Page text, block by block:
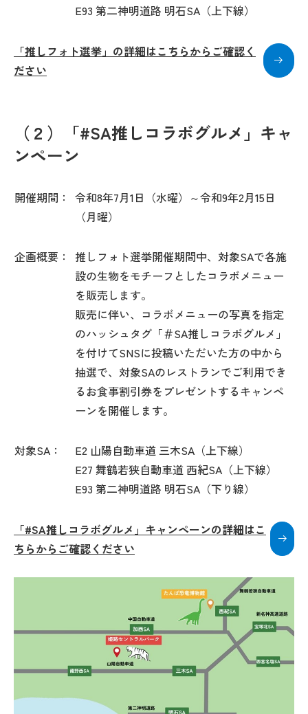
E93 第二神明道路 明石SA（上下線）
「推しフォト選挙」の詳細はこちらからご確認く
ださい
（２）「#SA推しコラボグルメ」キャ
ンペーン
開催期間：
令和8年7月1日（水曜）～令和9年2月15日
（月曜）
企画概要：
推しフォト選挙開催期間中、対象SAで各施
設の生物をモチーフとしたコラボメニュー
を販売します。
販売に伴い、コラボメニューの写真を指定
のハッシュタグ「＃SA推しコラボグルメ」
を付けてSNSに投稿いただいた方の中から
抽選で、対象SAのレストランでご利用でき
るお食事割引券をプレゼントするキャンペ
ーンを開催します。
対象SA：
E2 山陽自動車道 三木SA（上下線）
E27 舞鶴若狭自動車道 西紀SA（上下線）
E93 第二神明道路 明石SA（下り線）
「#SA推しコラボグルメ」キャンペーンの詳細はこ
ちらからご確認ください